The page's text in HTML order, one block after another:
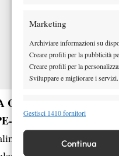
Marketing
Archiviare informazioni su
Creare profili per la pubblicità
Creare profili per la
Sviluppare e migliorare i servizi.
Funzionalità
Identificare i dispositivi in base
Gestisci 1410 fornitori
Continua
CHATRIER
vs Chwalisnska